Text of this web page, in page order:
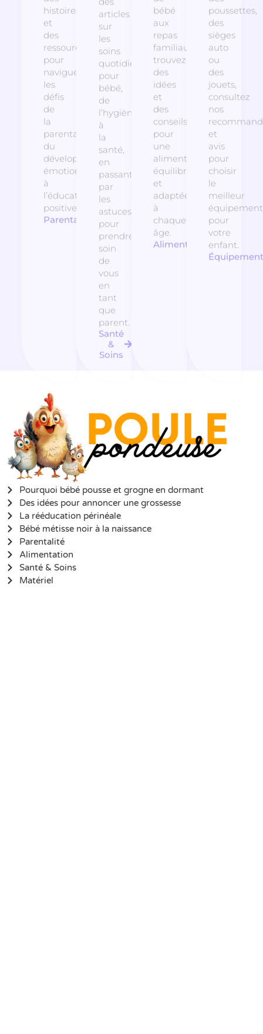
histoires
et
des
ressources
pour
naviguer
les
défis
de
la
parentalité,
du
développement
émotionnel
à
l’éducation
positive.
Parentalité
articles
sur
les
soins
quotidiens
pour
bébé,
de
l’hygiène
à
la
santé,
en
passant
par
les
astuces
pour
prendre
soin
de
vous
en
tant
que
parent.
Santé
&
Soins
bébé
aux
repas
familiaux,
trouvez
des
idées
et
des
conseils
pour
une
alimentation
équilibrée
et
adaptée
à
chaque
âge.
Alimentation
poussettes,
des
sièges
auto
ou
des
jouets,
consultez
nos
et
avis
pour
choisir
le
meilleur
équipement
pour
votre
enfant.
Équipement
Pourquoi bébé pousse et grogne en dormant
Des idées pour annoncer une grossesse
La rééducation périnéale
Bébé métisse noir à la naissance
Parentalité
Alimentation
Santé & Soins
Matériel